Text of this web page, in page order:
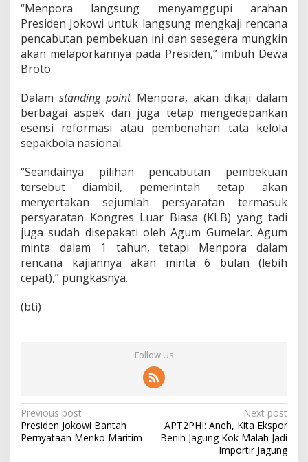
“Menpora langsung menyamggupi arahan
Presiden Jokowi untuk langsung mengkaji rencana
pencabutan pembekuan ini dan sesegera mungkin
akan melaporkannya pada Presiden,” imbuh Dewa
Broto.
Dalamstanding pointMenpora, akan dikaji dalam
berbagai aspek dan juga tetap mengedepankan
esensi reformasi atau pembenahan tata kelola
sepakbola nasional.
“Seandainya pilihan pencabutan pembekuan
tersebut diambil, pemerintah tetap akan
menyertakan sejumlah persyaratan termasuk
persyaratan Kongres Luar Biasa (KLB) yang tadi
juga sudah disepakati oleh Agum Gumelar. Agum
minta dalam 1 tahun, tetapi Menpora dalam
rencana kajiannya akan minta 6 bulan (lebih
cepat),” pungkasnya.
(bti)
Follow Us
P
o
Previous post
Presiden Jokowi Bantah
Pernyataan Menko Maritim
Next post
APT2PHI: Aneh, Kita Ekspor
Benih Jagung Kok Malah Jadi
Importir Jagung